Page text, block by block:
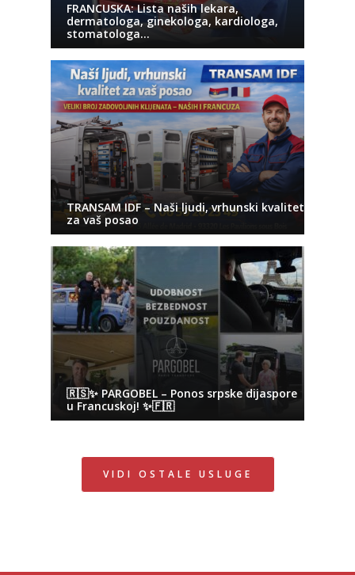
FRANCUSKA: Lista naših lekara,
dermatologa, ginekologa, kardiologa,
stomatologa…
TRANSAM IDF – Naši ljudi, vrhunski kvalitet
za vaš posao
🇷🇸✨ PARGOBEL – Ponos srpske dijaspore
u Francuskoj! ✨🇫🇷
VIDI OSTALE USLUGE